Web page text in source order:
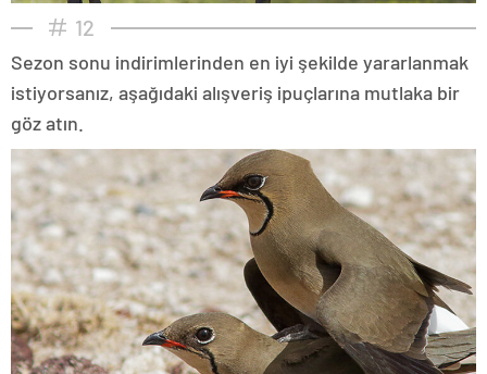
12
Sezon sonu indirimlerinden en iyi şekilde yararlanmak
istiyorsanız, aşağıdaki alışveriş ipuçlarına mutlaka bir
göz atın.